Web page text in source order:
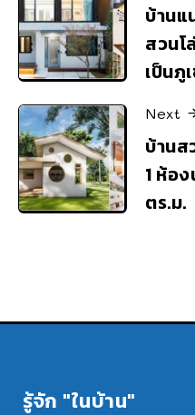
บ้านแ
สวนโ
เป็นภู
Next
บ้าน
1 ห้อ
ตร.ม.
รู้จัก "ในบ้าน"